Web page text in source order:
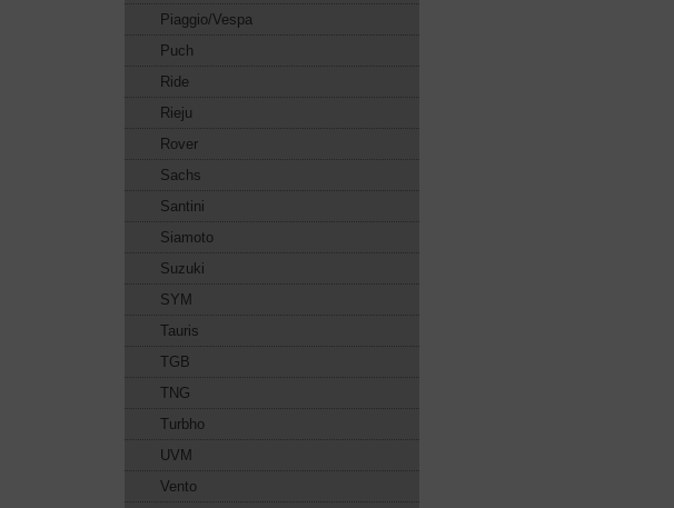
Piaggio/Vespa
Puch
Ride
Rieju
Rover
Sachs
Santini
Siamoto
Suzuki
SYM
Tauris
TGB
TNG
Turbho
UVM
Vento